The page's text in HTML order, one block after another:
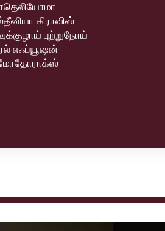
கிராவிஸ்
புற்றுநோய்
எஃப்யூஷன்